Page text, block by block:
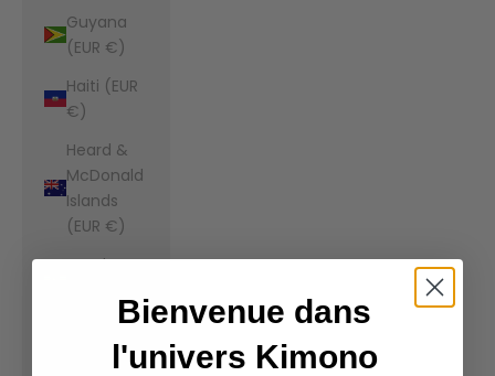
Guyana
(EUR €)
Haiti (EUR
€)
Heard &
McDonald
Islands
(EUR €)
Honduras
Hong Kong
SAR (EUR
Bienvenue dans
l'univers Kimono